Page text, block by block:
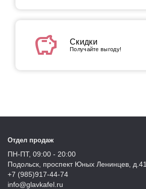
savings Скидки
Получайте выгоду!
Отдел продаж
ПН-ПТ, 09:00 - 20:00
Подольск, проспект Юных Ленинцев, д.41
+7 (985)917-44-74
info@glavkafel.ru